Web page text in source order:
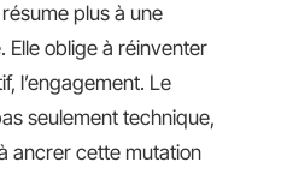
plus à une
Elle oblige à réinventer
l’engagement. Le
seulement technique,
ancrer cette mutation